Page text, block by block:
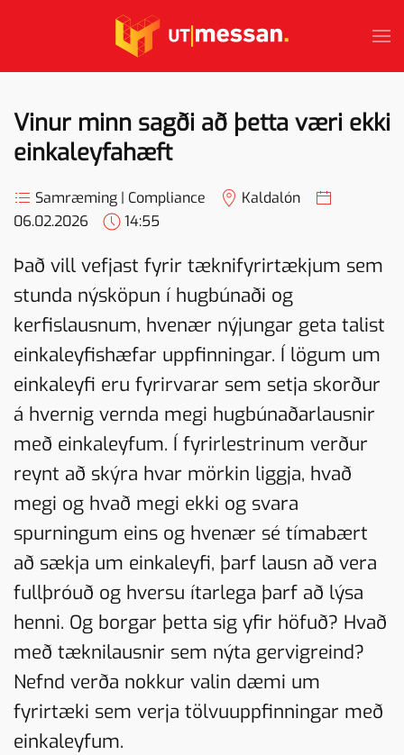
Skip to main content
Vinur minn sagði að þetta væri ekki
einkaleyfahæft
Samræming | Compliance
Kaldalón
06.02.2026
14:55
Það vill vefjast fyrir tæknifyrirtækjum sem
stunda nýsköpun í hugbúnaði og
kerfislausnum, hvenær nýjungar geta talist
einkaleyfishæfar uppfinningar. Í lögum um
einkaleyfi eru fyrirvarar sem setja skorður
á hvernig vernda megi hugbúnaðarlausnir
með einkaleyfum. Í fyrirlestrinum verður
reynt að skýra hvar mörkin liggja, hvað
megi og hvað megi ekki og svara
spurningum eins og hvenær sé tímabært
að sækja um einkaleyfi, þarf lausn að vera
fullþróuð og hversu ítarlega þarf að lýsa
henni. Og borgar þetta sig yfir höfuð? Hvað
með tæknilausnir sem nýta gervigreind?
Nefnd verða nokkur valin dæmi um
fyrirtæki sem verja tölvuuppfinningar með
einkaleyfum.